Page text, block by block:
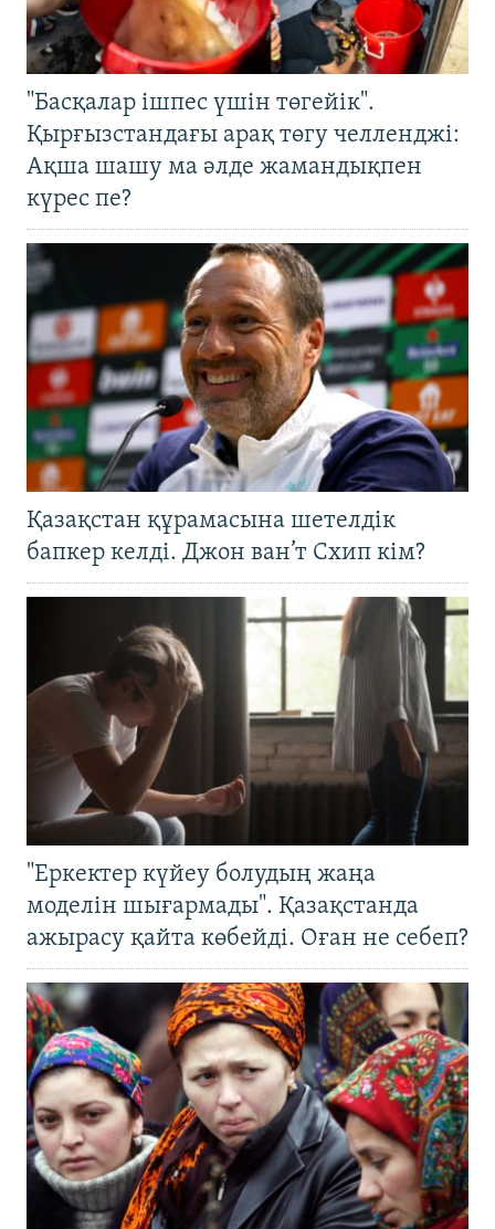
"Басқалар ішпес үшін төгейік".
Қырғызстандағы арақ төгу челленджі:
Ақша шашу ма әлде жамандықпен
күрес пе?
Қазақстан құрамасына шетелдік
бапкер келді. Джон ван’т Схип кім?
"Еркектер күйеу болудың жаңа
моделін шығармады". Қазақстанда
ажырасу қайта көбейді. Оған не себеп?